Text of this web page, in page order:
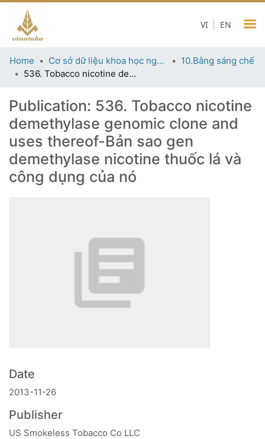
EN
VI
Home Cơ sở dữ liệu khoa học ngành thuốc lá
10.Bằng sáng chế
536. Tobacco nicotine demethylase genomic clone and uses thereof-Bản sao gen demethylase nicotine thuốc lá và công dụng của nó
Publication: 536. Tobacco nicotine
demethylase genomic clone and
uses thereof-Bản sao gen
demethylase nicotine thuốc lá và
công dụng của nó
Date
2013-11-26
Publisher
US Smokeless Tobacco Co LLC